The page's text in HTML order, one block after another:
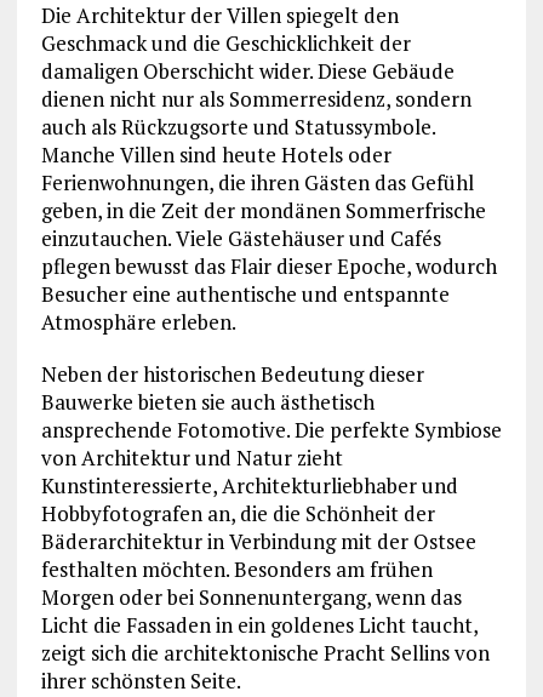
Die Architektur der Villen spiegelt den
Geschmack und die Geschicklichkeit der
damaligen Oberschicht wider. Diese Gebäude
dienen nicht nur als Sommerresidenz, sondern
auch als Rückzugsorte und Statussymbole.
Manche Villen sind heute Hotels oder
Ferienwohnungen, die ihren Gästen das Gefühl
geben, in die Zeit der mondänen Sommerfrische
einzutauchen. Viele Gästehäuser und Cafés
pflegen bewusst das Flair dieser Epoche, wodurch
Besucher eine authentische und entspannte
Atmosphäre erleben.
Neben der historischen Bedeutung dieser
Bauwerke bieten sie auch ästhetisch
ansprechende Fotomotive. Die perfekte Symbiose
von Architektur und Natur zieht
Kunstinteressierte, Architekturliebhaber und
Hobbyfotografen an, die die Schönheit der
Bäderarchitektur in Verbindung mit der Ostsee
festhalten möchten. Besonders am frühen
Morgen oder bei Sonnenuntergang, wenn das
Licht die Fassaden in ein goldenes Licht taucht,
zeigt sich die architektonische Pracht Sellins von
ihrer schönsten Seite.